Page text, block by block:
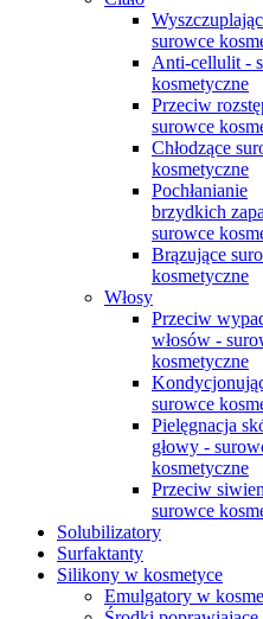
surowce
Anti-cellulit -
kosmetyczne
Przeciw
surowce
Chłodzące
kosmetyczne
Pochłanianie
brzydkich
surowce
Brązujące
kosmetyczne
Włosy
Przeciw
włosów -
kosmetyczne
surowce
Pielęgnacja
głowy -
kosmetyczne
Przeciw
surowce
Solubilizatory
Surfaktanty
Silikony w kosmetyce
Emulgatory w